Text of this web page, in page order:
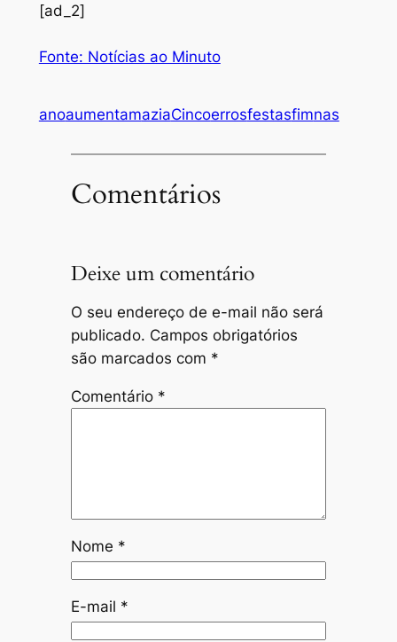
[ad_2]
Fonte: Notícias ao Minuto
anoaumentamaziaCincoerrosfestasfimnas
Comentários
Deixe um comentário
O seu endereço de e-mail não será
publicado. Campos obrigatórios
são marcados com *
Comentário *
Nome *
E-mail *